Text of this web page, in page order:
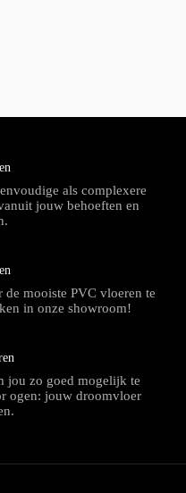
als complexere
jouw behoeften en
mooiste PVC vloeren te
in onze showroom!
jou zo goed mogelijk te
ogen: jouw droomvloer